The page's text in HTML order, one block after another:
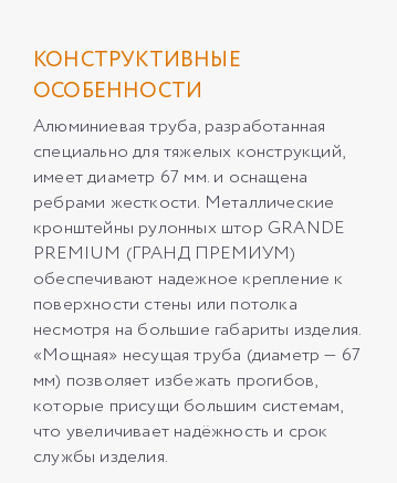
КОНСТРУКТИВНЫЕ
ОСОБЕННОСТИ
Алюминиевая труба, разработанная
специально для тяжелых конструкций,
имеет диаметр 67 мм. и оснащена
ребрами жесткости. Металлические
кронштейны рулонных штор GRANDE
PREMIUM (ГРАНД ПРЕМИУМ)
обеспечивают надежное крепление к
поверхности стены или потолка
несмотря на большие габариты изделия.
«Мощная» несущая труба (диаметр — 67
мм) позволяет избежать прогибов,
которые присущи большим системам,
что увеличивает надёжность и срок
службы изделия.